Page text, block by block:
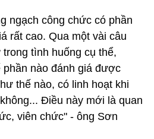
ngạch công chức có phần
rất cao. Qua một vài câu
tình huống cụ thể,
nào đánh giá được
thế nào, có linh hoạt khi
Điều này mới là quan
viên chức" - ông Sơn